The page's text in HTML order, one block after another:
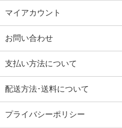
マイアカウント
お問い合わせ
支払い方法について
配送方法･送料について
プライバシーポリシー